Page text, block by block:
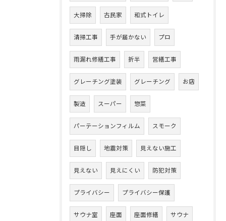
大掃除 古民家 和式トイレ
清掃工事 手が届かない プロ
雨漏れ修繕工事 折半 営繕工事
グレーチング塗装 グレーチング お店
製造 スーパー 惣菜
パーテーションフィルム スモーク
目隠し 地震対策 見えない施工
見えない 見えにくい 防犯対策
プライバシー プライバシー保護
サウナ室 座面 座面修繕 サウナ